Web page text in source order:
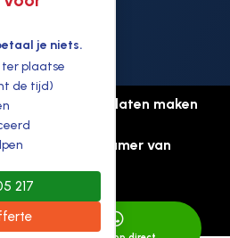
je niets.
plaatse
de tijd)
217
|
Website laten maken
Flexamedia
-Disclaimer
Kamer van
94307431
